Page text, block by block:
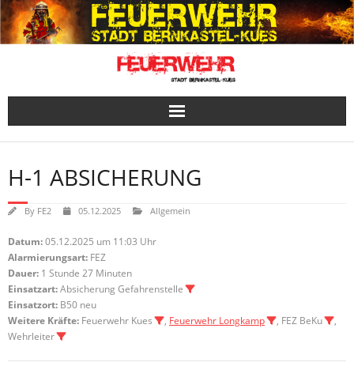
Skip
to
content
H-1 ABSICHERUNG
By FE2 05.12.2025 Allgemein
Datum:05.12.2025 um 11:03 Uhr
Alarmierungsart: FEZ
Dauer: 1 Stunde 27 Minuten
Einsatzart:Absicherung Gefahrenstelle
Einsatzort: B50 neu
Weitere Kräfte: Feuerwehr Kues , Feuerwehr Longkamp , FEZ BeKu
,
Wehrleiter